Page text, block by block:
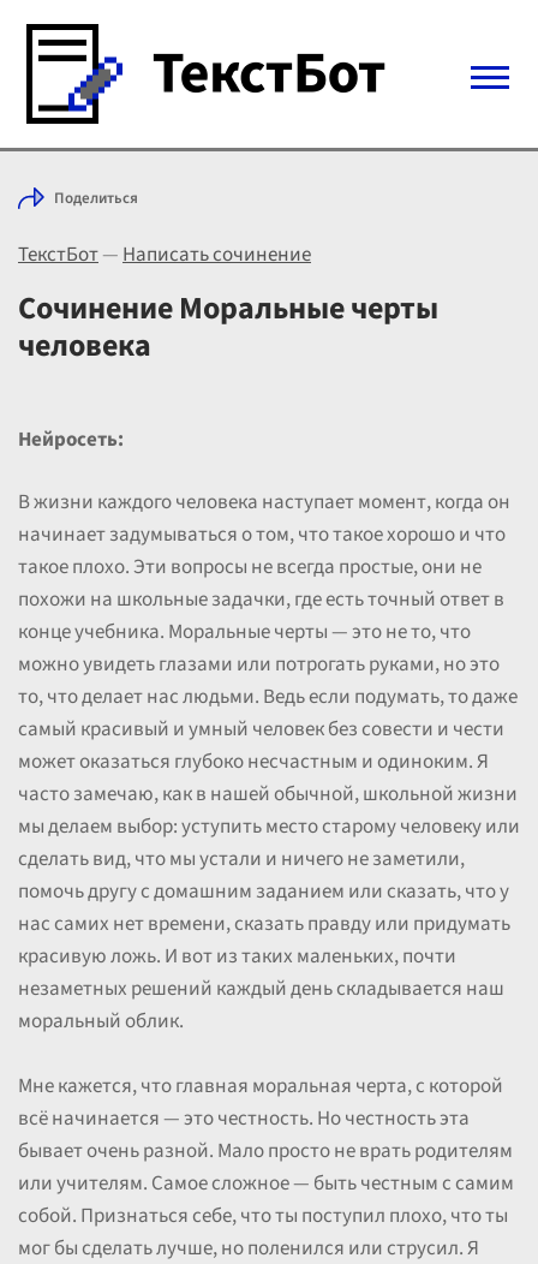
Войти с Telegram
Выбрать режим
Цены
Поделиться
ТекстБот—Написать сочинение
Сочинение Моральные черты
человека
Нейросеть:
В жизни каждого человека наступает момент, когда он
начинает задумываться о том, что такое хорошо и что
такое плохо. Эти вопросы не всегда простые, они не
похожи на школьные задачки, где есть точный ответ в
конце учебника. Моральные черты — это не то, что
можно увидеть глазами или потрогать руками, но это
то, что делает нас людьми. Ведь если подумать, то даже
самый красивый и умный человек без совести и чести
может оказаться глубоко несчастным и одиноким. Я
часто замечаю, как в нашей обычной, школьной жизни
мы делаем выбор: уступить место старому человеку или
сделать вид, что мы устали и ничего не заметили,
помочь другу с домашним заданием или сказать, что у
нас самих нет времени, сказать правду или придумать
красивую ложь. И вот из таких маленьких, почти
незаметных решений каждый день складывается наш
моральный облик.
Мне кажется, что главная моральная черта, с которой
всё начинается — это честность. Но честность эта
бывает очень разной. Мало просто не врать родителям
или учителям. Самое сложное — быть честным с самим
собой. Признаться себе, что ты поступил плохо, что ты
мог бы сделать лучше, но поленился или струсил. Я